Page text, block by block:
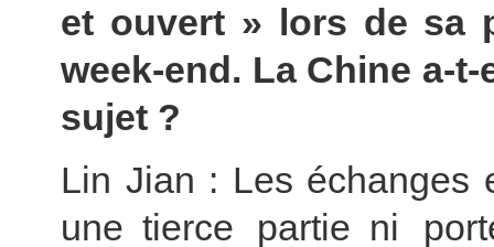
et ouvert » lors de sa
week-end. La Chine a-
sujet ?
Lin Jian : Les échanges
une tierce partie ni